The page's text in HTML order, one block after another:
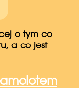
o tym co
a co jest